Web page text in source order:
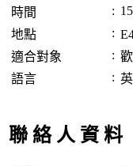
時間
:
地點
:
適合對象
:
語言
:
聯 絡 人 資 料